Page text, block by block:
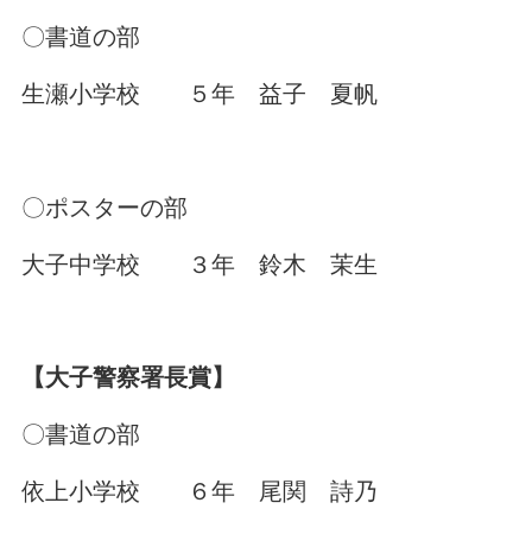
〇書道の部
生瀬小学校 ５年 益子 夏帆
〇ポスターの部
大子中学校 ３年 鈴木 茉生
【大子警察署長賞】
〇書道の部
依上小学校 ６年 尾関 詩乃